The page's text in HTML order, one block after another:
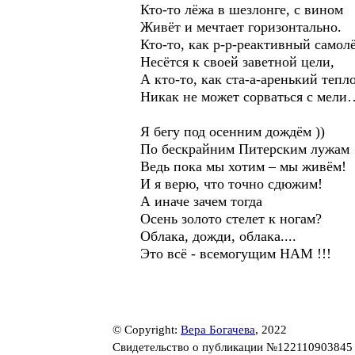
Кто-то лёжа в шезлонге, с вином
Живёт и мечтает горизонтально.
Кто-то, как р-р-реактивный
Несётся к своей заветной цели,
А кто-то, как ста-а-аренький
Никак не может сорваться с
Я бегу под осенним дождём ))
По бескрайним Питерским лужам
Ведь пока мы хотим – мы живём!
И я верю, что точно сдюжим!
А иначе зачем тогда
Осень золото стелет к ногам?
Облака, дожди, облака....
Это всё - всемогущим НАМ !!!
© Copyright: Вера Богачева, 2022
Свидетельство о публикации №122110903845